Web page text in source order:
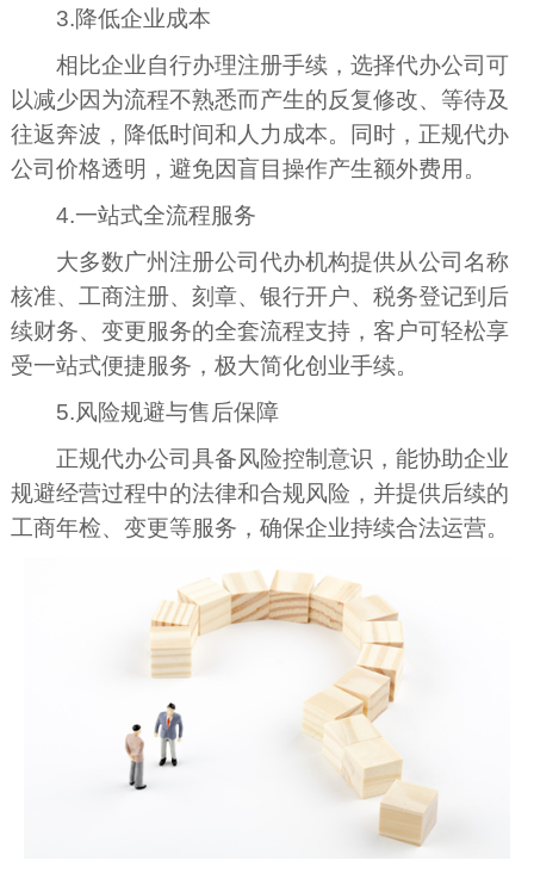
3.降低企业成本
相比企业自行办理注册手续，选择代办公司可
以减少因为流程不熟悉而产生的反复修改、等待及
往返奔波，降低时间和人力成本。同时，正规代办
公司价格透明，避免因盲目操作产生额外费用。
4.一站式全流程服务
大多数广州注册公司代办机构提供从公司名称
核准、工商注册、刻章、银行开户、税务登记到后
续财务、变更服务的全套流程支持，客户可轻松享
受一站式便捷服务，极大简化创业手续。
5.风险规避与售后保障
正规代办公司具备风险控制意识，能协助企业
规避经营过程中的法律和合规风险，并提供后续的
工商年检、变更等服务，确保企业持续合法运营。